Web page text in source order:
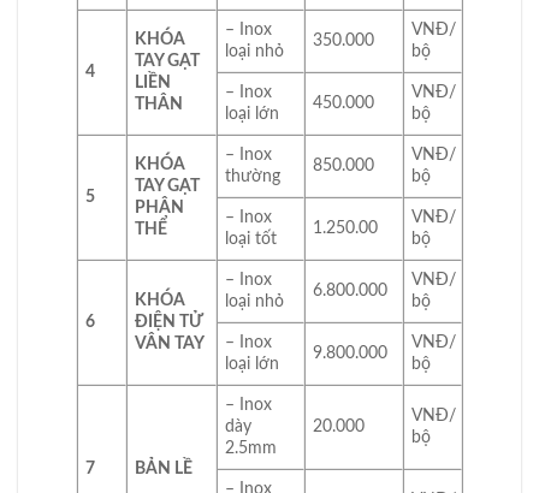
4
KHÓA
TAY GẠT
LIỀN
THÂN
– Inox
loại nhỏ
350.000
VNĐ/
bộ
– Inox
loại lớn
450.000
VNĐ/
bộ
5
KHÓA
TAY GẠT
PHÂN
THỂ
– Inox
thường
850.000
VNĐ/
bộ
– Inox
loại tốt
1.250.00
VNĐ/
bộ
6
KHÓA
ĐIỆN TỬ
VÂN TAY
– Inox
loại nhỏ
6.800.000
VNĐ/
bộ
– Inox
loại lớn
9.800.000
VNĐ/
bộ
7 BẢN LỀ
– Inox
dày
2.5mm
20.000
VNĐ/
bộ
– Inox